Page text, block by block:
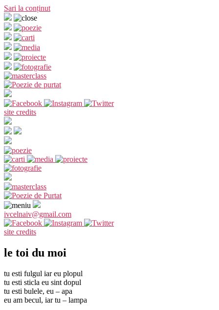
Sari la conținut
site credits
ivcelnaiv@gmail.com
site credits
le toi du moi
tu esti fulgul iar eu plopul
tu esti sticla eu sint dopul
tu esti bulele, eu – apa
eu am becul, iar tu – lampa